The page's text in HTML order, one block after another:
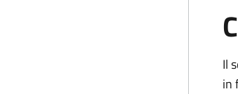
Il
in